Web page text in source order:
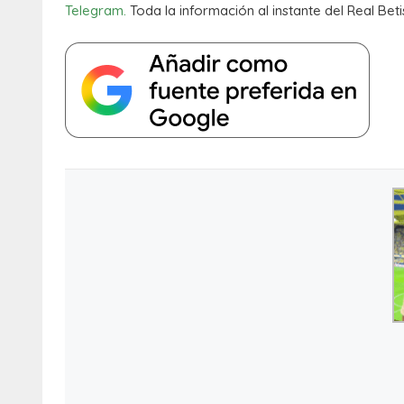
Telegram. Toda la información al instante del Real